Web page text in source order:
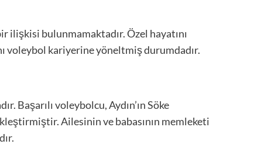
ilişkisi bulunmamaktadır. Özel hayatını
voleybol kariyerine yöneltmiş durumdadır.
Başarılı voleybolcu, Aydın’ın Söke
Ailesinin ve babasının memleketi